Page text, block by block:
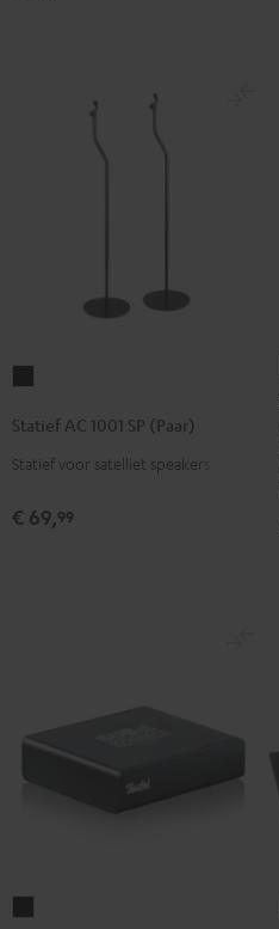
1001
SP
Zwart
Statief AC 1001 SP (Paar)
Statief voor satelliet speakers
€ 69,99